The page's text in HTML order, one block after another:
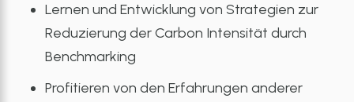
Lernen und Entwicklung von Strategien zur
Reduzierung der Carbon Intensität durch
Benchmarking
Profitieren von den Erfahrungen anderer